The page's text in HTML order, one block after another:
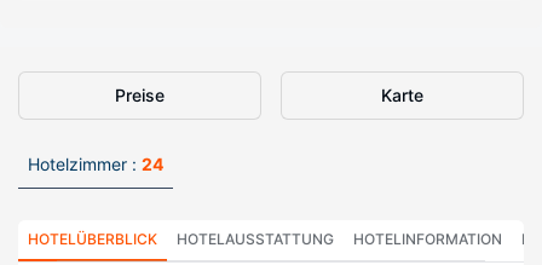
Preise Karte
Hotelzimmer : 24
HOTELÜBERBLICK HOTELAUSSTATTUNG HOTELINFORMATION